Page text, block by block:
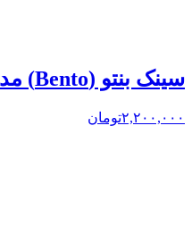
سینک بنتو (Bento) مدل B22 G
۲,۲۰۰,۰۰۰تومان